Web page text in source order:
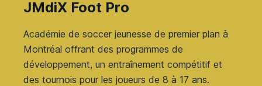
JMdiX Foot Pro
Académie de soccer jeunesse de premier plan à
Montréal offrant des programmes de
développement, un entraînement compétitif et
des tournois pour les joueurs de 8 à 17 ans.